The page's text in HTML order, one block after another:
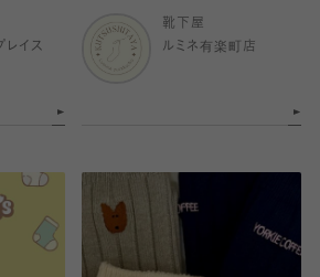
レイス
靴下屋
ルミネ有楽町店